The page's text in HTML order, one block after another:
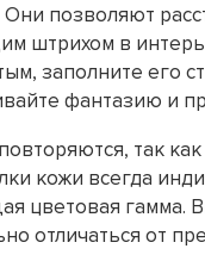
позволяют
штрихом в
заполните его
фантазию и
так
кожи всегда
цветовая гамма.
отличаться от